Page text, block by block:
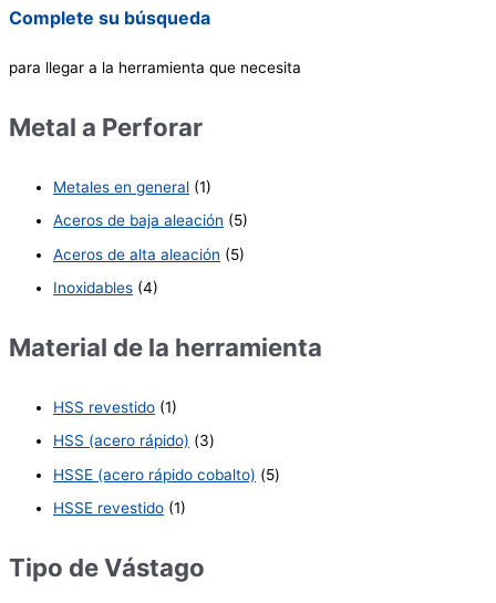
Complete su búsqueda
para llegar a la herramienta que necesita
Metal a Perforar
Metales en general (1)
Aceros de baja aleación (5)
Aceros de alta aleación (5)
Inoxidables (4)
Material de la herramienta
HSS revestido (1)
HSS (acero rápido) (3)
HSSE (acero rápido cobalto) (5)
HSSE revestido (1)
Tipo de Vástago